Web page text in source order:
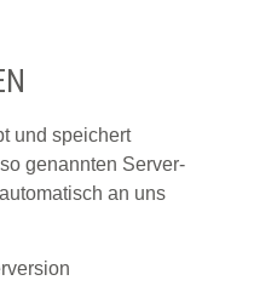
und speichert
genannten Server-
an uns